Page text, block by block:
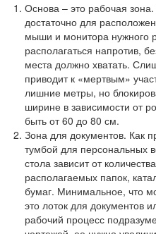
Основа – это рабочая
достаточно для
мыши и монитора нужного
располагаться напротив,
места должно хватать.
приводит к «мертвым»
лишние метры, но
ширине в зависимости от
быть от 60 до 80 см.
Зона для документов. Как
тумбой для персональных
стола зависит от
располагаемых папок,
бумаг. Минимальное, что
это лоток для документов
рабочий процесс